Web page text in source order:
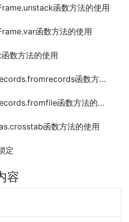
函数方法的使用
函数方法的使用
数方法的使用
Python numpy.core.records.fromrecords函数方法的使用
Python numpy.core.records.fromfile函数方法的使用
函数方法的使用
定
容